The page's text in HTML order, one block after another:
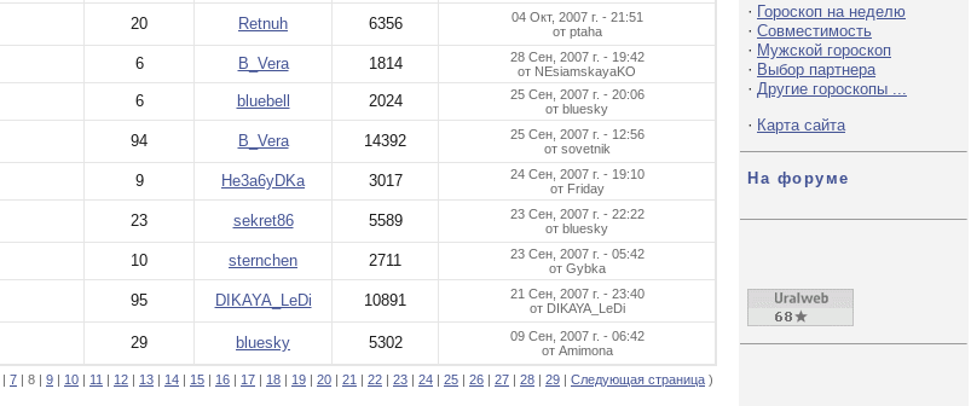
20 Retnuh 6356
04 Окт, 2007 г. - 21:51
от ptaha
6 B_Vera 1814
28 Сен, 2007 г. - 19:42
от NEsiamskayaKO
6 bluebell 2024
25 Сен, 2007 г. - 20:06
от bluesky
94 B_Vera 14392
25 Сен, 2007 г. - 12:56
от sovetnik
9 He3a6yDKa 3017
24 Сен, 2007 г. - 19:10
от Friday
23 sekret86 5589
23 Сен, 2007 г. - 22:22
от bluesky
10 sternchen 2711
23 Сен, 2007 г. - 05:42
от Gybka
95 DIKAYA_LeDi 10891
21 Сен, 2007 г. - 23:40
от DIKAYA_LeDi
29 bluesky 5302
09 Сен, 2007 г. - 06:42
от Amimona
| 7 | 8 | 9 | 10 | 11 | 12 | 13 | 14 | 15 | 16 | 17 | 18 | 19 | 20 | 21 | 22 | 23 | 24 | 25 | 26 | 27 | 28 | 29 | Следующая страница )
· Гороскоп на неделю
· Совместимость
· Мужской гороскоп
· Выбор партнера
· Другие гороскопы ...
· Карта сайта
На форуме